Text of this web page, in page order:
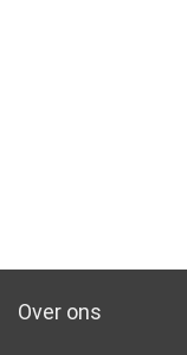
Over ons